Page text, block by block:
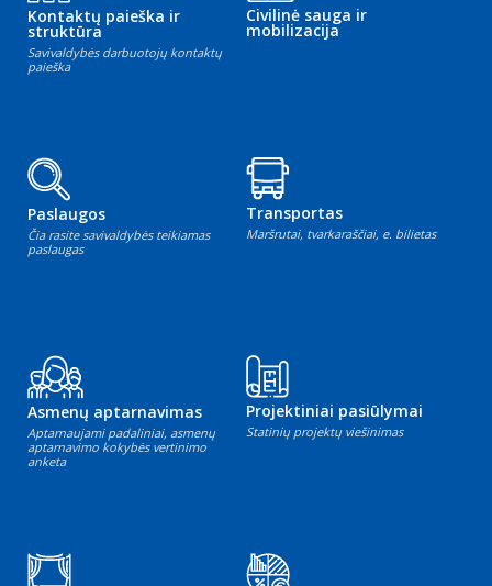
Kontaktų paieška ir
struktūra
Savivaldybės darbuotojų kontaktų
paieška
Civilinė sauga ir
mobilizacija
Paslaugos
Čia rasite savivaldybės teikiamas
paslaugas
Transportas
Maršrutai, tvarkaraščiai, e. bilietas
Asmenų aptarnavimas
Aptarnaujami padaliniai, asmenų
aptarnavimo kokybės vertinimo
anketa
Projektiniai pasiūlymai
Statinių projektų viešinimas